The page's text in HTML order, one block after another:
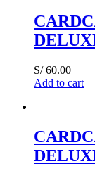
S/60.00
Add to cart